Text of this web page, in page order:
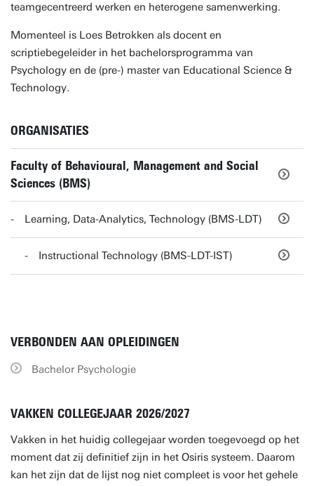
teamgecentreerd werken en heterogene samenwerking.
Momenteel is Loes Betrokken als docent en
scriptiebegeleider in het bachelorsprogramma van
Psychology en de (pre-) master van Educational Science &
Technology.
ORGANISATIES
Faculty of Behavioural, Management and Social
Sciences (BMS)
Learning, Data-Analytics, Technology (BMS-LDT)
Instructional Technology (BMS-LDT-IST)
VERBONDEN AAN OPLEIDINGEN
Bachelor Psychologie
VAKKEN COLLEGEJAAR 2026/2027
Vakken in het huidig collegejaar worden toegevoegd op het
moment dat zij definitief zijn in het Osiris systeem. Daarom
kan het zijn dat de lijst nog niet compleet is voor het gehele